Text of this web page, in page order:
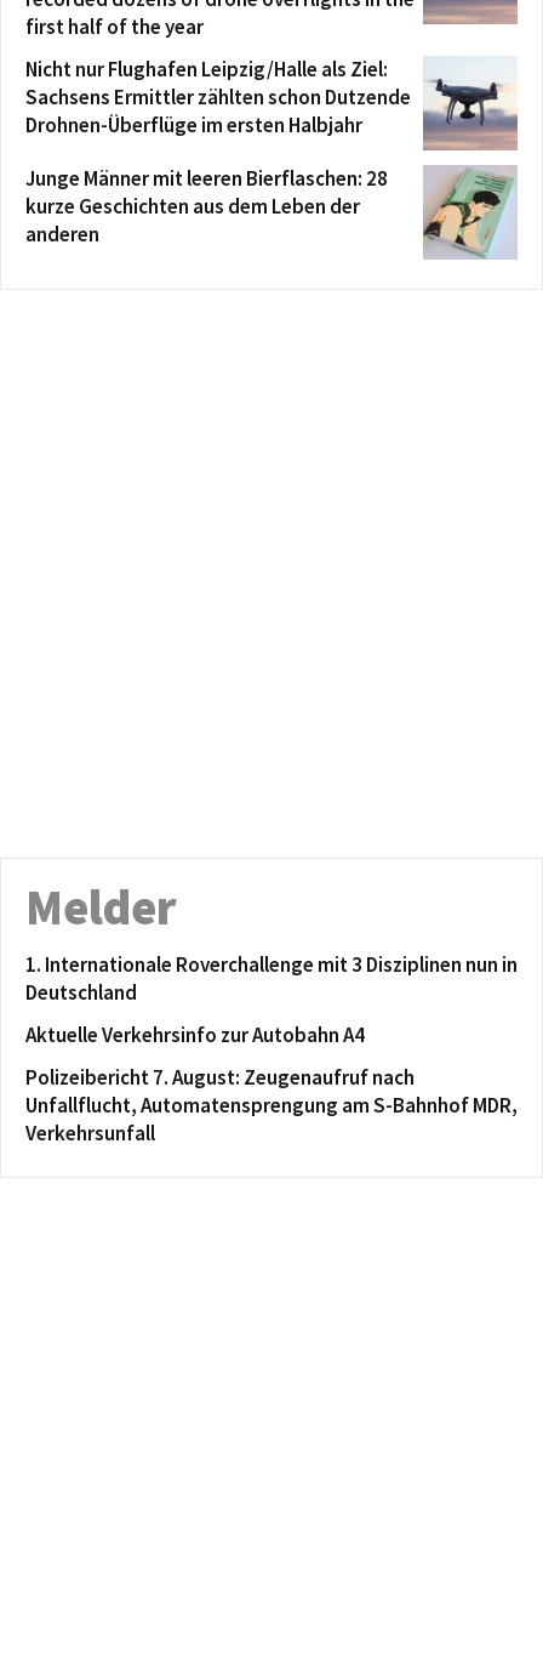
first half of the year
Nicht nur Flughafen Leipzig/Halle als Ziel:
Sachsens Ermittler zählten schon Dutzende
Drohnen-Überflüge im ersten Halbjahr
Junge Männer mit leeren Bierflaschen: 28
kurze Geschichten aus dem Leben der
anderen
Melder
1. Internationale Roverchallenge mit 3 Disziplinen nun in
Deutschland
Aktuelle Verkehrsinfo zur Autobahn A4
Polizeibericht 7. August: Zeugenaufruf nach
Unfallflucht, Automatensprengung am S-Bahnhof MDR,
Verkehrsunfall